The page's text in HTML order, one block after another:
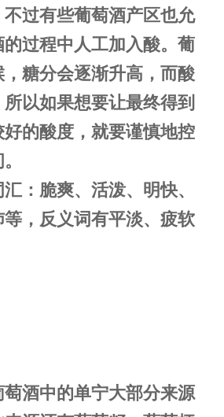
过有些葡萄酒产区也允
过程中人工加入酸。葡
糖分会逐渐升高，而酸
以如果想要让最终得到
的酸度，就要谨慎地控
：脆爽、活泼、明快、
，反义词有平淡、疲软
酒中的单宁大部分来源